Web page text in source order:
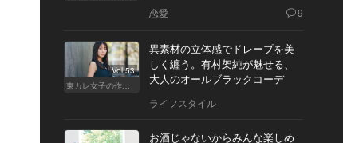
恋愛 9
Vol.53
東カレ女子の作り方
異素材の立体感でドレープを美
しく纏う。有村架純が魅せる、
大人のオールブラックコーデ
ライフスタイル
お酒じゃないからみんな楽しめ